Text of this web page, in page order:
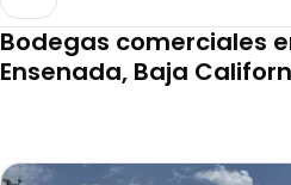
Bodegas comerciales
Ensenada, Baja